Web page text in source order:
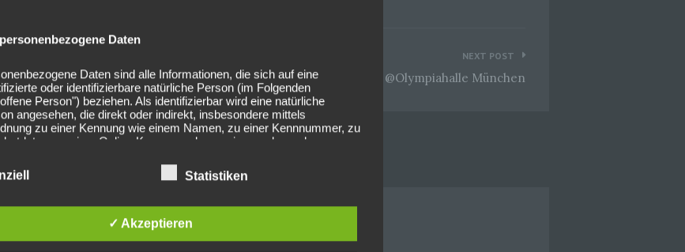
NEXT POST
2025-10-25 Dicht & Ergreifend @Olympiahalle München
Required fields are marked *
Daten
Daten sind alle Informationen, die sich auf eine
oder identifizierbare natürliche Person (im Folgenden
Person") beziehen. Als identifizierbar wird eine natürliche
angesehen, die direkt oder indirekt, insbesondere mittels
zu einer Kennung wie einem Namen, zu einer Kennnummer, zu
zu einer Online-Kennung oder zu einem oder mehreren
psychischen, wirtschaftlichen, kulturellen oder sozialen
dieser natürlichen Person sind, identifiziert werden kann.
Statistiken
✓ Akzeptieren